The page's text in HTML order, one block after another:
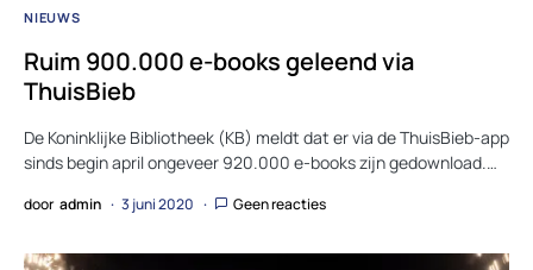
NIEUWS
Ruim 900.000 e-books geleend via
ThuisBieb
De Koninklijke Bibliotheek (KB) meldt dat er via de ThuisBieb-app
sinds begin april ongeveer 920.000 e-books zijn gedownload.…
door admin 3 juni 2020 Geen reacties